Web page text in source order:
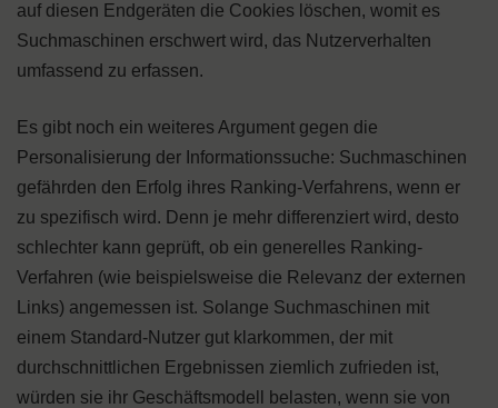
auf diesen Endgeräten die Cookies löschen, womit es
Suchmaschinen erschwert wird, das Nutzerverhalten
umfassend zu erfassen.
Es gibt noch ein weiteres Argument gegen die
Personalisierung der Informationssuche: Suchmaschinen
gefährden den Erfolg ihres Ranking-Verfahrens, wenn er
zu spezifisch wird. Denn je mehr differenziert wird, desto
schlechter kann geprüft, ob ein generelles Ranking-
Verfahren (wie beispielsweise die Relevanz der externen
Links) angemessen ist. Solange Suchmaschinen mit
einem Standard-Nutzer gut klarkommen, der mit
durchschnittlichen Ergebnissen ziemlich zufrieden ist,
würden sie ihr Geschäftsmodell belasten, wenn sie von